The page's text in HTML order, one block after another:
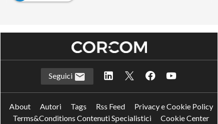
Seguici
About Autori Tags Rss Feed
Privacy e Cookie Policy
Terms&Conditions Contenuti Specialistici
Cookie Center